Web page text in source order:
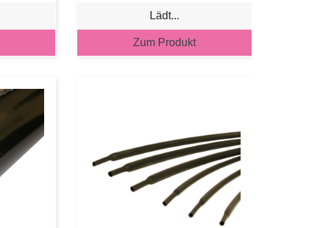
Lädt...
Zum Produkt